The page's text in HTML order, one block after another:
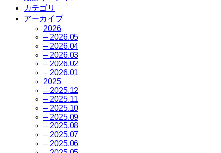
カテゴリ
アーカイブ
2026
– 2026.05
– 2026.04
– 2026.03
– 2026.02
– 2026.01
2025
– 2025.12
– 2025.11
– 2025.10
– 2025.09
– 2025.08
– 2025.07
– 2025.06